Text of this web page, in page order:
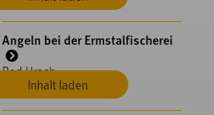
Inhalt laden
Angeln bei der Ermstalfischerei
Bad Urach